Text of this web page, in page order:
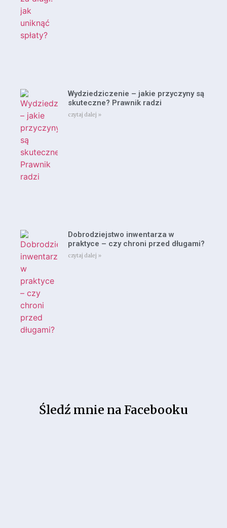
Wydziedziczenie – jakie przyczyny są
skuteczne? Prawnik radzi
czytaj dalej »
Dobrodziejstwo inwentarza w
praktyce – czy chroni przed długami?
czytaj dalej »
Śledź mnie na Facebooku